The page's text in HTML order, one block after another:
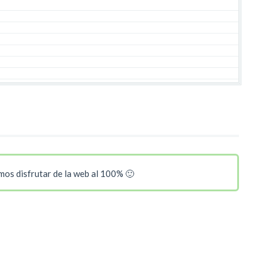
disfrutar de la web al 100% 🙂